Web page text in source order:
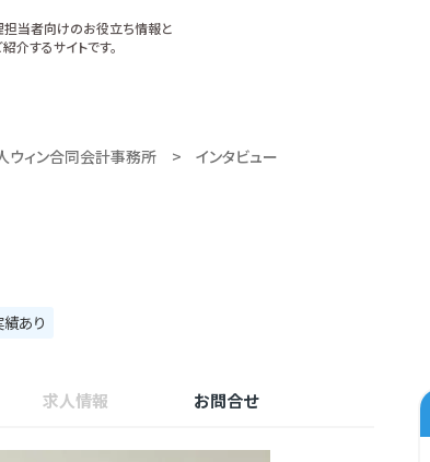
当者向けのお役立ち情報と
するサイトです。
ウィン合同会計事務所 インタビュー
あり
求人情報 お問合せ